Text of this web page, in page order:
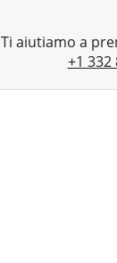
Ti aiutiamo a
+1 332